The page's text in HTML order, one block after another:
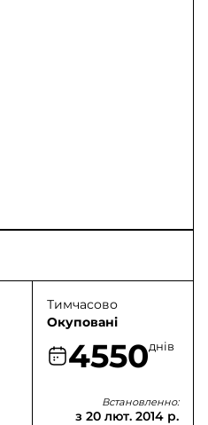
Тимчасово
Окуповані
4550днів
Встановленно:
з 20 лют. 2014 р.